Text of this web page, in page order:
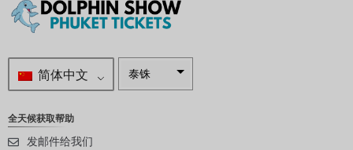
简体中文 泰铢
全天候获取帮助
发邮件给我们